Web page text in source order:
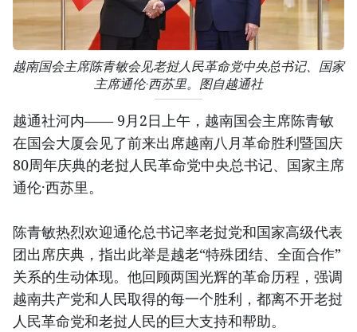
越南国会主席陈青敏会见老挝人民革命党中央总书记、国家
主席通伦·西苏里。图自越通社
越通社河内—— 9月2日上午，越南国会主席陈青敏
在国会大厦会见了前来出席越南八月革命胜利暨国庆
80周年庆典的老挝人民革命党中央总书记、国家主席
通伦·西苏里。
陈青敏热烈欢迎通伦总书记率老挝党和国家高级代表
团出席庆典，指出此举是越老“特殊团结、全面合作”
关系的生动体现。他回顾两国光辉的革命历程，强调
越南共产党和人民取得的每一个胜利，都离不开老挝
人民革命党和老挝人民的巨大支持和帮助。